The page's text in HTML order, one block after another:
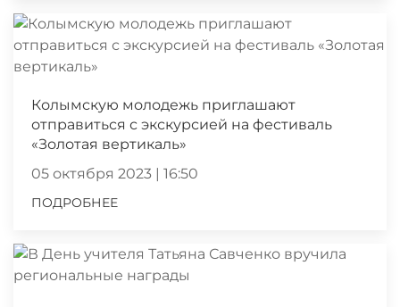
Колымскую молодежь приглашают
отправиться с экскурсией на фестиваль
«Золотая вертикаль»
05 октября 2023 | 16:50
ПОДРОБНЕЕ